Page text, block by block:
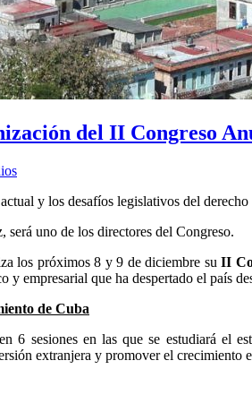
del II Congreso
y los desafíos legislativos del
uno de los directores del Congreso.
los próximos 8 y 9 de diciembre su II
empresarial que ha despertado el país
de Cuba
sesiones en las que se estudiará el
extranjera y promover el crecimiento